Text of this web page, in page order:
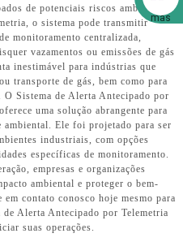
de potenciais riscos ambientais.
o sistema pode transmitir
monitoramento centralizada,
vazamentos ou emissões de gás
inestimável para indústrias que
transporte de gás, bem como para
O Sistema de Alerta Antecipado por
uma solução abrangente para
ambiental. Ele foi projetado para ser
industriais, com opções
específicas de monitoramento.
empresas e organizações
ambiental e proteger o bem-
contato conosco hoje mesmo para
Alerta Antecipado por Telemetria
suas operações.